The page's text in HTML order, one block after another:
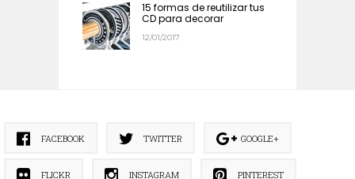
15 formas de reutilizar tus
CD para decorar
12/01/2017
FACEBOOK TWITTER GOOGLE+
FLICKR INSTAGRAM PINTEREST